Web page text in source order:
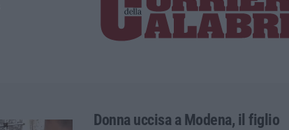
Donna uccisa a Modena, il figlio